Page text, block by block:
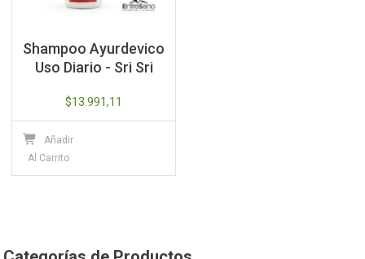
Shampoo Ayurdevico
Uso Diario - Sri Sri
$13.991,11
Añadir
Al Carrito